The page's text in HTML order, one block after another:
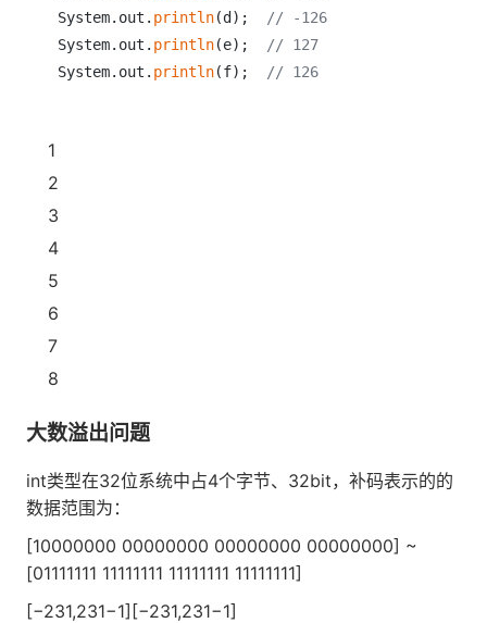
System.out. println(d);
// -126
System.out. println(e);
// 127
System.out. println(f); // 126
1
2
3
4
5
6
7
8
大数溢出问题
int类型在32位系统中占4个字节、32bit，补码表示的的
数据范围为：
[10000000 00000000 00000000 00000000] ~
[01111111 11111111 11111111 11111111]
[−231,231−1][−231,231−1]